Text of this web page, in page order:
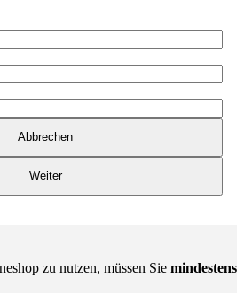
Abbrechen
Weiter
zu nutzen, müssen Sie mindestens